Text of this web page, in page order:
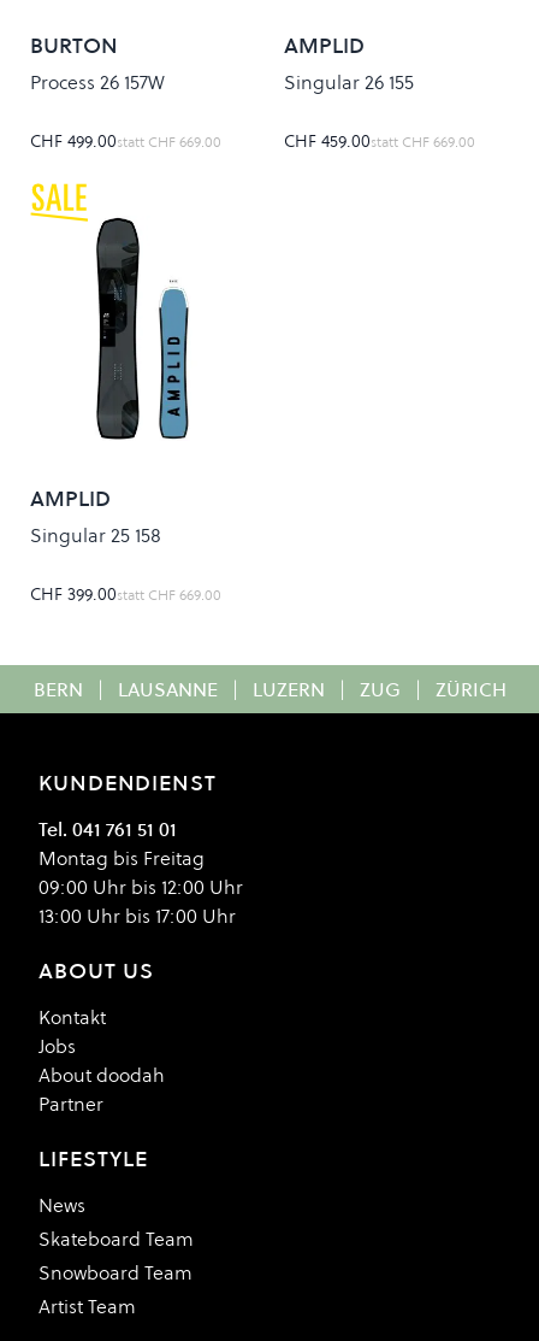
BURTON
Process 26 157W
CHF 499.00statt CHF 669.00
AMPLID
Singular 26 155
CHF 459.00statt CHF 669.00
AMPLID
Singular 25 158
CHF 399.00statt CHF 669.00
BERN | LAUSANNE | LUZERN | ZUG | ZÜRICH
KUNDENDIENST
Tel. 041 761 51 01
Montag bis Freitag
09:00 Uhr bis 12:00 Uhr
13:00 Uhr bis 17:00 Uhr
ABOUT US
Kontakt
Jobs
About doodah
Partner
LIFESTYLE
News
Skateboard Team
Snowboard Team
Artist Team